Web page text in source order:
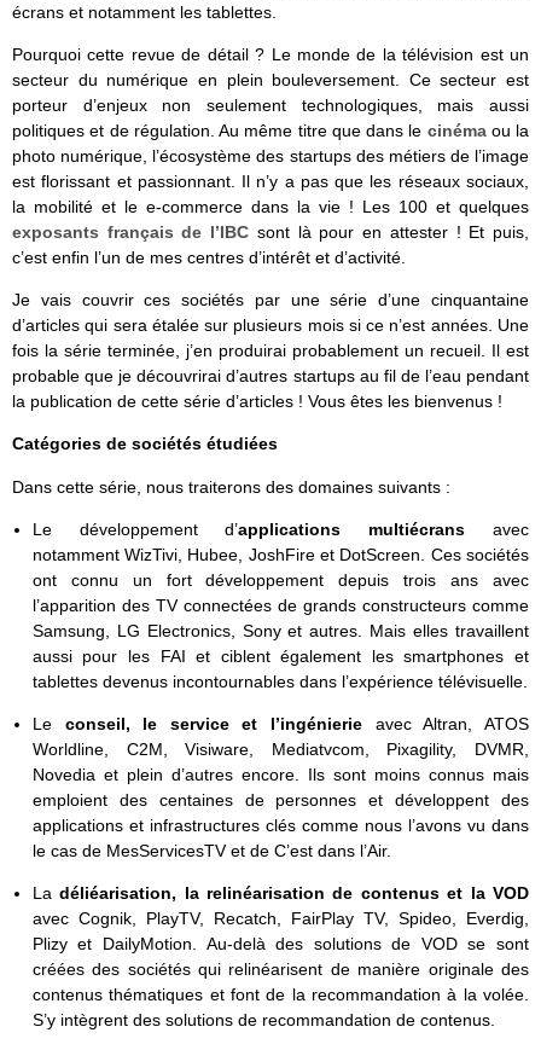
écrans et notamment les tablettes.
Pourquoi cette revue de détail ? Le monde de la télévision est un
secteur du numérique en plein bouleversement. Ce secteur est
porteur d’enjeux non seulement technologiques, mais aussi
politiques et de régulation. Au même titre que dans le cinémaou la
photo numérique, l’écosystème des startups des métiers de l’image
est florissant et passionnant. Il n’y a pas que les réseaux sociaux,
la mobilité et le e-commerce dans la vie ! Les 100 et quelques
exposants français de l’IBC sont là pour en attester ! Et puis,
c’est enfin l’un de mes centres d’intérêt et d’activité.
Je vais couvrir ces sociétés par une série d’une cinquantaine
d’articles qui sera étalée sur plusieurs mois si ce n’est années. Une
fois la série terminée, j’en produirai probablement un recueil. Il est
probable que je découvrirai d’autres startups au fil de l’eau pendant
la publication de cette série d’articles ! Vous êtes les bienvenus !
Catégories de sociétés étudiées
Dans cette série, nous traiterons des domaines suivants :
Le développement d’applications multiécransavec
notamment WizTivi, Hubee, JoshFire et DotScreen. Ces sociétés
ont connu un fort développement depuis trois ans avec
l’apparition des TV connectées de grands constructeurs comme
Samsung, LG Electronics, Sony et autres. Mais elles travaillent
aussi pour les FAI et ciblent également les smartphones et
tablettes devenus incontournables dans l’expérience télévisuelle.
Le conseil, le service et l’ingénierie avec Altran, ATOS
Worldline, C2M, Visiware, Mediatvcom, Pixagility, DVMR,
Novedia et plein d’autres encore. Ils sont moins connus mais
emploient des centaines de personnes et développent des
applications et infrastructures clés comme nous l’avons vu dans
le cas de MesServicesTV et de C’est dans l’Air.
Ladéliéarisation, la relinéarisation de contenus et la VOD
avec Cognik, PlayTV, Recatch, FairPlay TV, Spideo, Everdig,
Plizy et DailyMotion. Au-delà des solutions de VOD se sont
créées des sociétés qui relinéarisent de manière originale des
contenus thématiques et font de la recommandation à la volée.
S’y intègrent des solutions de recommandation de contenus.